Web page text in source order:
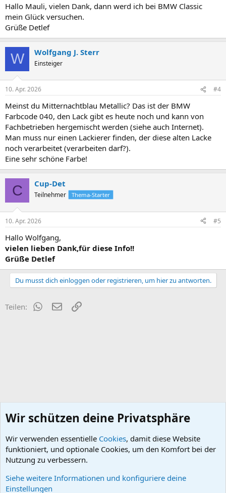
Hallo Mauli, vielen Dank, dann werd ich bei BMW Classic
mein Glück versuchen.
Grüße Detlef
W Wolfgang J. Sterr
Einsteiger
10. Apr. 2026 #4
Meinst du Mitternachtblau Metallic? Das ist der BMW
Farbcode 040, den Lack gibt es heute noch und kann von
Fachbetrieben hergemischt werden (siehe auch Internet).
Man muss nur einen Lackierer finden, der diese alten Lacke
noch verarbeitet (verarbeiten darf?).
Eine sehr schöne Farbe!
C Cup-Det
Teilnehmer Thema-Starter
10. Apr. 2026 #5
Hallo Wolfgang,
vielen lieben Dank,für diese Info!!
Grüße Detlef
Du musst dich einloggen oder registrieren, um hier zu antworten.
Teilen: WhatsApp
E-MailLink
Boxer vor /5
Wir schützen deine Privatsphäre
Wir verwenden essentielle Cookies, damit diese Website
funktioniert, und optionale Cookies, um den Komfort bei der
Nutzung zu verbessern.
Siehe weitere Informationen und konfiguriere deine
Einstellungen